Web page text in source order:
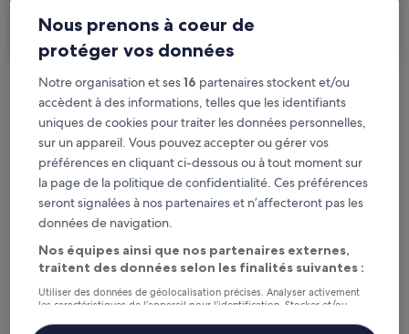
Rechercher
Options d’annulation gratuite en cas de
changement de programme
Gagnez des récompenses pour chaque
nuit séjournée
Économisez plus grâce aux Prix membres
Nous prenons à coeur de
protéger vos données
Notre organisation et ses16 partenaires stockent et/ou
accèdent à des informations, telles que les identifiants
uniques de cookies pour traiter les données personnelles,
sur un appareil. Vous pouvez accepter ou gérer vos
préférences en cliquant ci-dessous ou à tout moment sur
la page de la politique de confidentialité. Ces préférences
seront signalées à nos partenaires et n’affecteront pas les
données de navigation.
Nos équipes ainsi que nos partenaires externes,
traitent des données selon les finalités suivantes :
Utiliser des données de géolocalisation précises. Analyser activement
les caractéristiques de l’appareil pour l’identification. Stocker et/ou
personnalisés, mesure de performance des publicités et du contenu,